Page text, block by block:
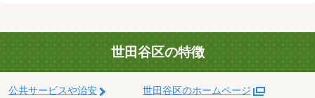
世田谷区の特徴
公共サービスや治安 世田谷区のホームページ